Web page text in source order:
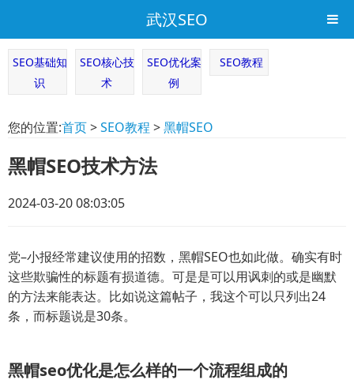
武汉SEO
SEO基础知
识
SEO核心技
术
SEO优化案
例
SEO教程
您的位置:首页>SEO教程 >黑帽SEO
黑帽SEO技术方法
2024-03-20 08:03:05
党–小报经常建议使用的招数，黑帽SEO也如此做。确实有时
这些欺骗性的标题有损道德。可是是可以用讽刺的或是幽默
的方法来能表达。比如说这篇帖子，我这个可以只列出24
条，而标题说是30条。
黑帽seo优化是怎么样的一个流程组成的